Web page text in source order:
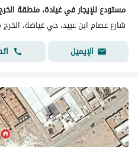
مستودع للإيجار في غيادة، منطقة
شارع عصام ابن عبيد، حي غياضة،
الإيميل